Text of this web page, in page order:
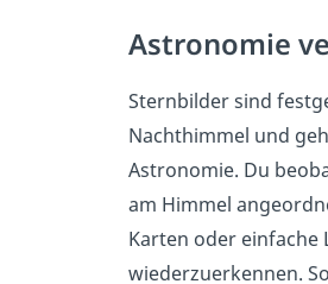
Astronomie
Sternbilder sind
Nachthimmel und
Astronomie. Du
am Himmel
Karten oder einfache
wiederzuerkennen.